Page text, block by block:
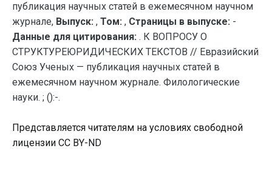
публикация научных статей в ежемесячном научном
журнале, Выпуск: , Том: , Страницы в выпуске: -
Данные для цитирования: . К ВОПРОСУ О
СТРУКТУРЕЮРИДИЧЕСКИХ ТЕКСТОВ // Евразийский
Союз Ученых — публикация научных статей в
ежемесячном научном журнале. Филологические
науки. ; ():-.
Представляется читателям на условиях свободной
лицензии CC BY-ND